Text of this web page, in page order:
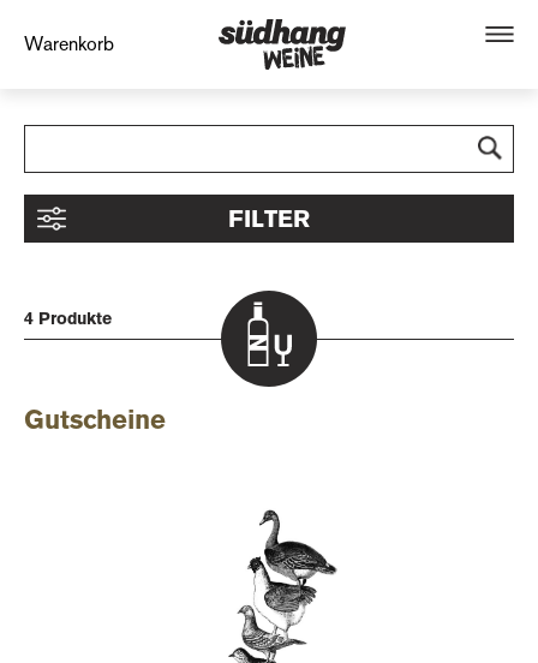
Warenkorb
FILTER
4 Produkte
Gutscheine